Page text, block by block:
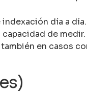
día a día.
de medir.
en casos